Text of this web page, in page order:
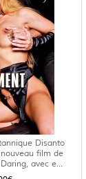
Disanto
film de
avec e...